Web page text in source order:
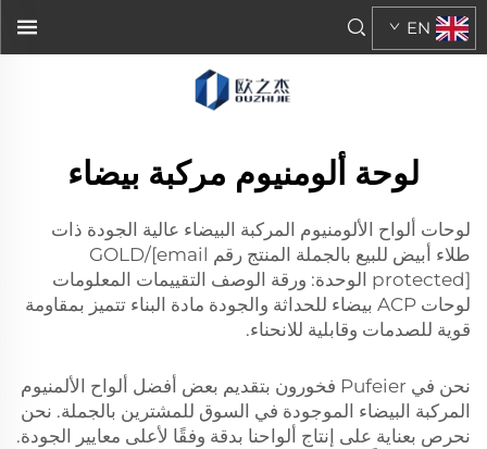
EN
لوحة ألومنيوم مركبة بيضاء
لوحات ألواح الألومنيوم المركبة البيضاء عالية الجودة ذات
طلاء أبيض للبيع بالجملة المنتج رقم GOLD/[email
protected] الوحدة: ورقة الوصف التقييمات المعلومات
لوحات ACP بيضاء للحداثة والجودة مادة البناء تتميز بمقاومة
قوية للصدمات وقابلية للانحناء.
نحن في Pufeier فخورون بتقديم بعض أفضل ألواح الألمنيوم
المركبة البيضاء الموجودة في السوق للمشترين بالجملة. نحن
نحرص بعناية على إنتاج ألواحنا بدقة وفقًا لأعلى معايير الجودة.